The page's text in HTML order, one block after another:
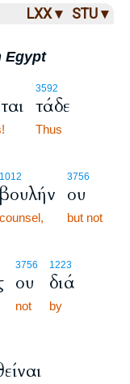
LXX ▾ STU ▾
Egypt
3592
τάδε
Thus
1012
βουλήν
counsel,
3756
ου
but not
3756
ου
not
1223
διά
by